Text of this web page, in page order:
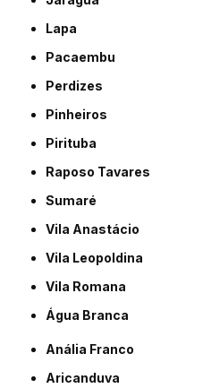
Lapa
Pacaembu
Perdizes
Pinheiros
Pirituba
Raposo Tavares
Sumaré
Vila Anastácio
Vila Leopoldina
Vila Romana
Água Branca
Anália Franco
Aricanduva